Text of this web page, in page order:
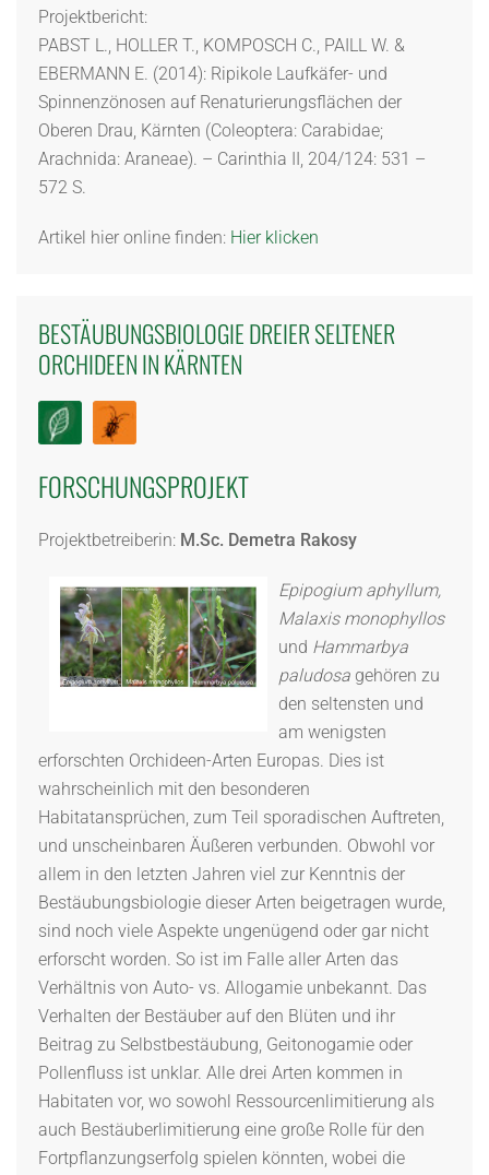
Projektbericht:
PABST L., HOLLER T., KOMPOSCH C., PAILL W. &
EBERMANN E. (2014): Ripikole Laufkäfer- und
Spinnenzönosen auf Renaturierungsflächen der
Oberen Drau, Kärnten (Coleoptera: Carabidae;
Arachnida: Araneae). – Carinthia II, 204/124: 531 –
572 S.
Artikel hier online finden: Hier klicken
BESTÄUBUNGSBIOLOGIE DREIER SELTENER
ORCHIDEEN IN KÄRNTEN
FORSCHUNGSPROJEKT
Projektbetreiberin: M.Sc. Demetra Rakosy
Epipogium aphyllum,
Malaxis monophyllos
und Hammarbya
paludosa gehören zu
den seltensten und
am wenigsten
erforschten Orchideen-Arten Europas. Dies ist
wahrscheinlich mit den besonderen
Habitatansprüchen, zum Teil sporadischen Auftreten,
und unscheinbaren Äußeren verbunden. Obwohl vor
allem in den letzten Jahren viel zur Kenntnis der
Bestäubungsbiologie dieser Arten beigetragen wurde,
sind noch viele Aspekte ungenügend oder gar nicht
erforscht worden. So ist im Falle aller Arten das
Verhältnis von Auto- vs. Allogamie unbekannt. Das
Verhalten der Bestäuber auf den Blüten und ihr
Beitrag zu Selbstbestäubung, Geitonogamie oder
Pollenfluss ist unklar. Alle drei Arten kommen in
Habitaten vor, wo sowohl Ressourcenlimitierung als
auch Bestäuberlimitierung eine große Rolle für den
Fortpflanzungserfolg spielen könnten, wobei die